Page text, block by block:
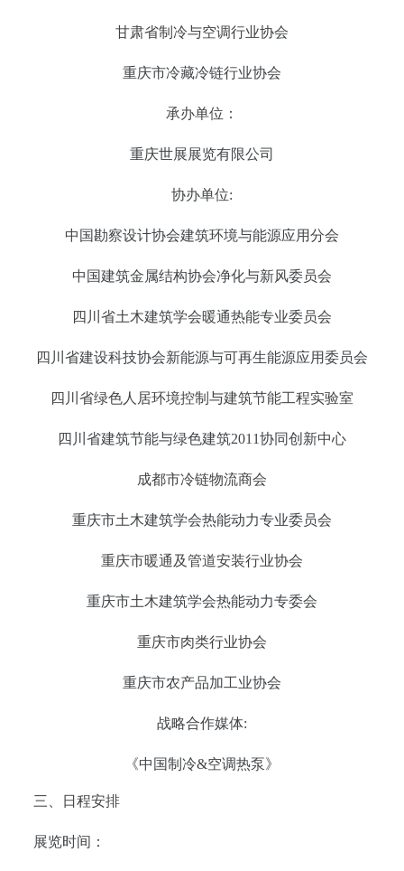
甘肃省制冷与空调行业协会
重庆市冷藏冷链行业协会
承办单位：
重庆世展展览有限公司
协办单位:
中国勘察设计协会建筑环境与能源应用分会
中国建筑金属结构协会净化与新风委员会
四川省土木建筑学会暖通热能专业委员会
四川省建设科技协会新能源与可再生能源应用委员会
四川省绿色人居环境控制与建筑节能工程实验室
四川省建筑节能与绿色建筑2011协同创新中心
成都市冷链物流商会
重庆市土木建筑学会热能动力专业委员会
重庆市暖通及管道安装行业协会
重庆市土木建筑学会热能动力专委会
重庆市肉类行业协会
重庆市农产品加工业协会
战略合作媒体:
《中国制冷&空调热泵》
三、日程安排
展览时间：